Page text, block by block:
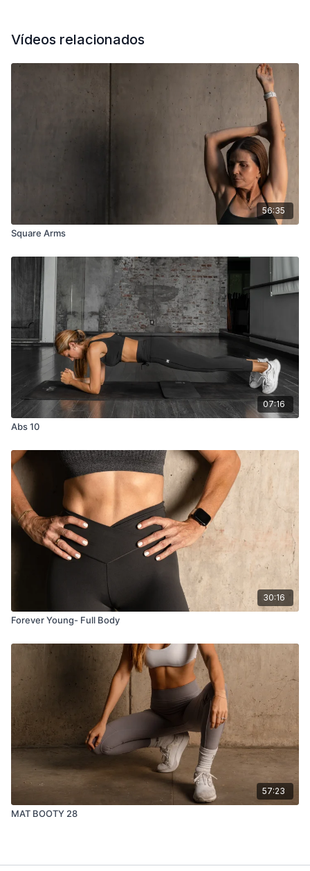
Vídeos relacionados
56:35
Square Arms
07:16
Abs 10
30:16
Forever Young- Full Body
57:23
MAT BOOTY 28